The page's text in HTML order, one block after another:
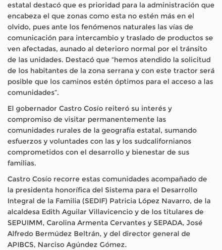
estatal destacó que es prioridad para la administración que
encabeza el que zonas como esta no estén más en el
olvido, pues ante los fenómenos naturales las vías de
comunicación para intercambio y traslado de productos se
ven afectadas, aunado al deterioro normal por el tránsito
de las unidades. Destacó que “hemos atendido la solicitud
de los habitantes de la zona serrana y con este tractor será
posible que los caminos estén óptimos para el acceso a las
comunidades”.
El gobernador Castro Cosío reiteró su interés y
compromiso de visitar permanentemente las
comunidades rurales de la geografía estatal, sumando
esfuerzos y voluntades con las y los sudcalifornianos
comprometidos con el desarrollo y bienestar de sus
familias.
Castro Cosío recorre estas comunidades acompañado de
la presidenta honorífica del Sistema para el Desarrollo
Integral de la Familia (SEDIF) Patricia López Navarro, de la
alcaldesa Edith Aguilar Villavicencio y de los titulares de
SEPUIMM, Carolina Armenta Cervantes y SEPADA, José
Alfredo Bermúdez Beltrán, y del director general de
APIBCS, Narciso Agúndez Gómez.